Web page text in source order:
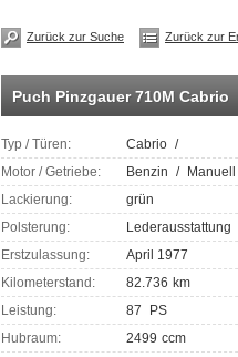
Puch Pinzgauer 710M Cabrio
Typ / Türen: Cabrio /
Motor / Getriebe:
Benzin / Manuell
Lackierung:
grün
Polsterung:
Lederausstattung
Erstzulassung:
April 1977
Kilometerstand:
82.736 km
Leistung:
87
PS
Hubraum:
2499 ccm
Zurück zur Suche Zurück zur